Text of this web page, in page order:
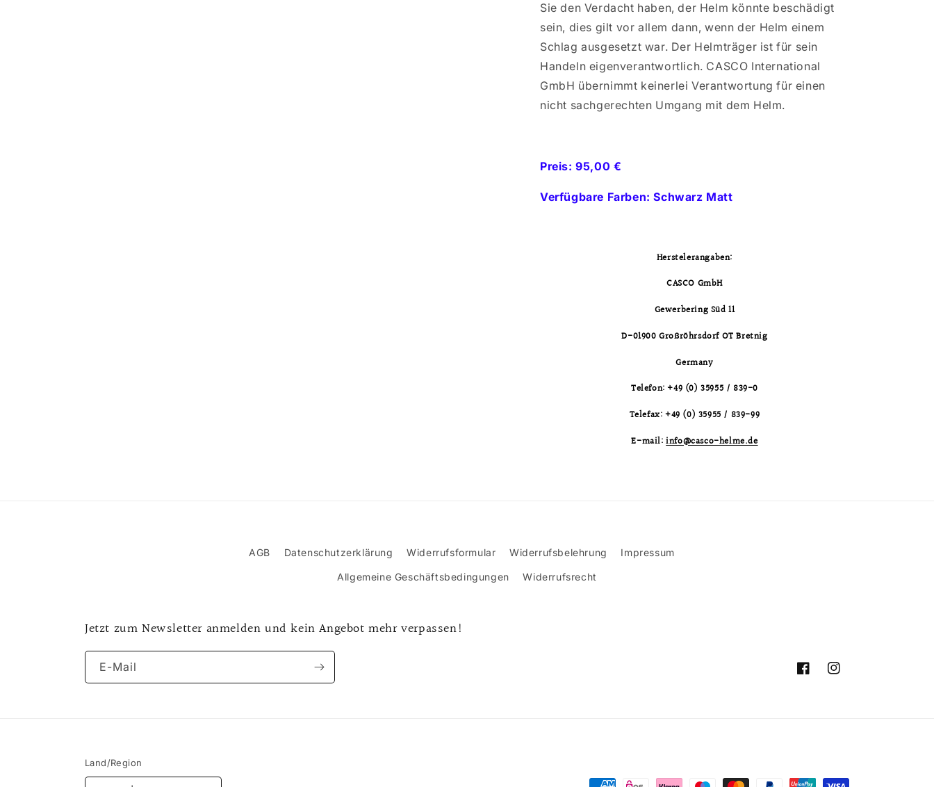
Sie den Verdacht haben, der Helm könnte beschädigt
sein, dies gilt vor allem dann, wenn der Helm einem
Schlag ausgesetzt war. Der Helmträger ist für sein
Handeln eigenverantwortlich. CASCO International
GmbH übernimmt keinerlei Verantwortung für einen
nicht sachgerechten Umgang mit dem Helm.
Preis: 95,00 €
Verfügbare Farben: Schwarz Matt
Herstelerangaben:
CASCO GmbH
Gewerbering Süd 11
D-01900 Großröhrsdorf OT Bretnig
Germany
Telefon: +49 (0) 35955 / 839-0
Telefax: +49 (0) 35955 / 839-99
E-mail:info@casco-helme.de
AGB Datenschutzerklärung Widerrufsformular Widerrufsbelehrung Impressum
Allgemeine Geschäftsbedingungen Widerrufsrecht
Jetzt zum Newsletter anmelden und kein Angebot mehr verpassen!
E-Mail
FacebookInstagram
Land/Region